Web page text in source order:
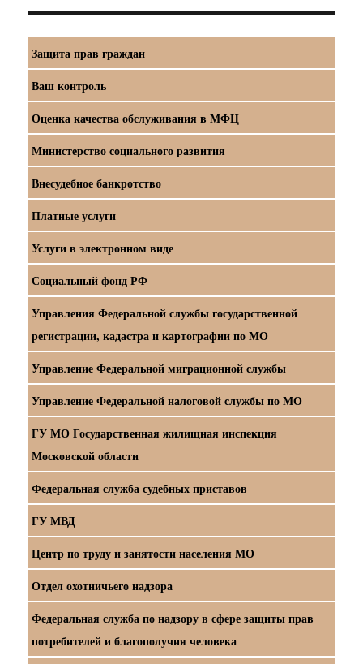
Защита прав граждан
Ваш контроль
Оценка качества обслуживания в МФЦ
Министерство социального развития
Внесудебное банкротство
Платные услуги
Услуги в электронном виде
Социальный фонд РФ
Управления Федеральной службы государственной
регистрации, кадастра и картографии по МО
Управление Федеральной миграционной службы
Управление Федеральной налоговой службы по МО
ГУ МО Государственная жилищная инспекция
Московской области
Федеральная служба судебных приставов
ГУ МВД
Центр по труду и занятости населения МО
Отдел охотничьего надзора
Федеральная служба по надзору в сфере защиты прав
потребителей и благополучия человека